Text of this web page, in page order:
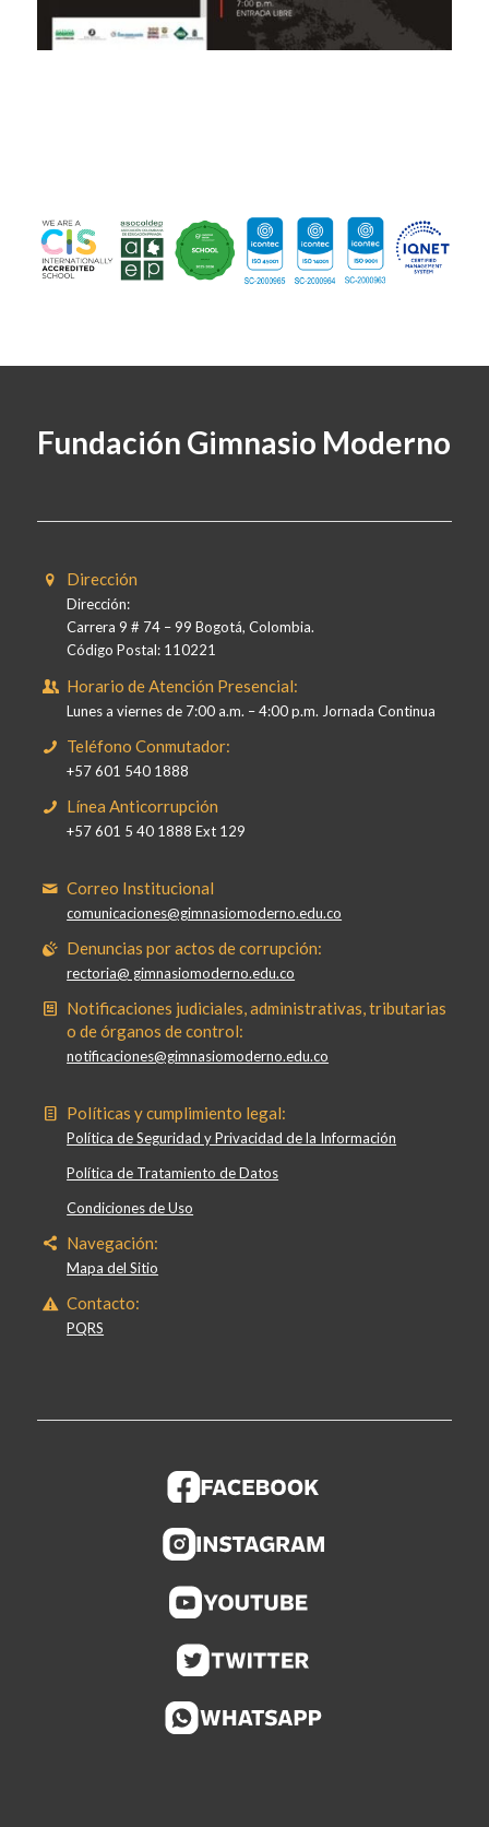
Fundación Gimnasio Moderno
Dirección
Dirección:
Carrera 9 # 74 – 99 Bogotá, Colombia.
Código Postal: 110221
Horario de Atención Presencial:
Lunes a viernes de 7:00 a.m. – 4:00 p.m. Jornada Continua
Teléfono Conmutador:
+57 601 540 1888
Línea Anticorrupción
+57 601 5 40 1888 Ext 129
Correo Institucional
comunicaciones@gimnasiomoderno.edu.co
Denuncias por actos de corrupción:
rectoria@ gimnasiomoderno.edu.co
Notificaciones judiciales, administrativas, tributarias
o de órganos de control:
notificaciones@gimnasiomoderno.edu.co
Políticas y cumplimiento legal:
Política de Seguridad y Privacidad de la Información
Política de Tratamiento de Datos
Condiciones de Uso
Navegación:
Mapa del Sitio
Contacto:
PQRS